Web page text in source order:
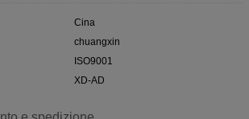
Cina
chuangxin
ISO9001
XD-AD